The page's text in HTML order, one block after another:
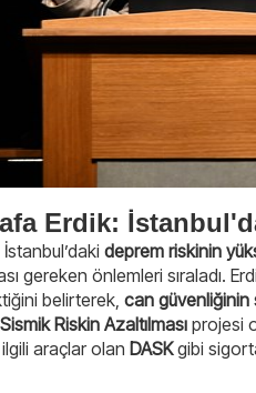
Erdik:
İstanbul’daki deprem riskinin
gereken önlemleri sıraladı.
belirterek, can güvenliğinin
Riskin Azaltılması projesi
araçlar olan DASKgibi